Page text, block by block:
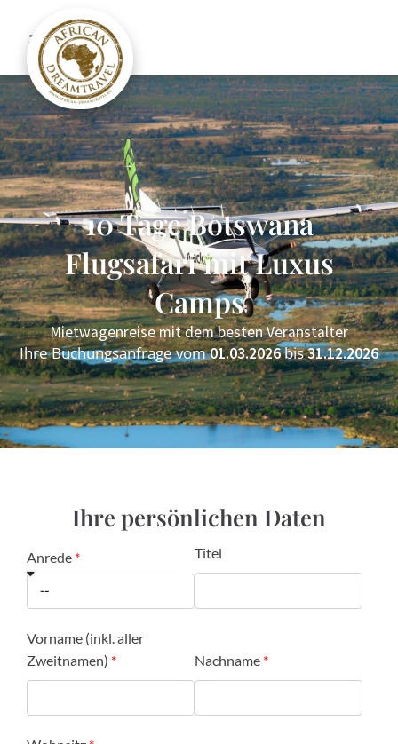
10 Tage Botswana
Flugsafari mit Luxus
Camps
Mietwagenreise mit dem besten Veranstalter
Ihre Buchungsanfrage vom01.03.2026bis31.12.2026
Ihre persönlichen Daten
Anrede Titel
Vorname (inkl. aller
Zweitnamen)
Nachname